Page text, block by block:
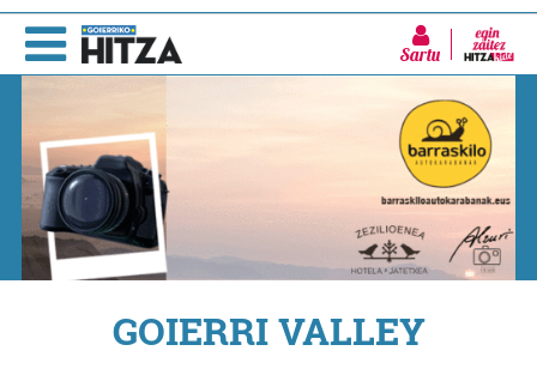
Sartu
GOIERRI VALLEY